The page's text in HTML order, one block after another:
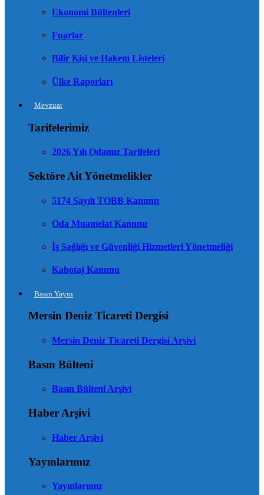
Ekonomi Bültenleri
Fuarlar
Bilir Kişi ve Hakem Listeleri
Ülke Raporları
Mevzuat
Tarifelerimiz
2026 Yılı Odamız Tarifeleri
Sektöre Ait Yönetmelikler
5174 Sayılı TOBB Kanunu
Oda Muamelat Kanunu
İş Sağlığı ve Güvenliği Hizmetleri Yönetmeliği
Kabotaj Kanunu
Basın Yayın
Mersin Deniz Ticareti Dergisi
Mersin Deniz Ticareti Dergisi Arşivi
Basın Bülteni
Basın Bülteni Arşivi
Haber Arşivi
Haber Arşivi
Yayınlarımız
Yayınlarımız